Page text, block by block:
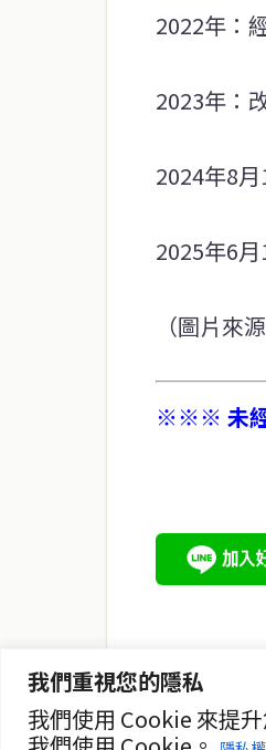
我們重視您的隱私
我們使用 Cookie 來提
2022年：
2023年：
2024年8
2025年6
（圖片來
※※※ 未
泰國當地政治、經濟、
時、客觀、多元的中文新